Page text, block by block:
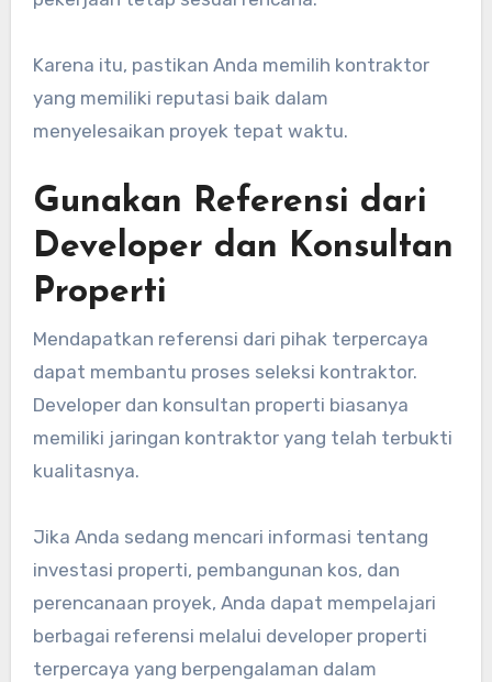
Karena itu, pastikan Anda memilih kontraktor
yang memiliki reputasi baik dalam
menyelesaikan proyek tepat waktu.
Gunakan Referensi dari
Developer dan Konsultan
Properti
Mendapatkan referensi dari pihak terpercaya
dapat membantu proses seleksi kontraktor.
Developer dan konsultan properti biasanya
memiliki jaringan kontraktor yang telah terbukti
kualitasnya.
Jika Anda sedang mencari informasi tentang
investasi properti, pembangunan kos, dan
perencanaan proyek, Anda dapat mempelajari
berbagai referensi melalui developer properti
terpercaya yang berpengalaman dalam